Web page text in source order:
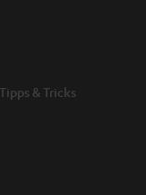
deiner Disco-Box.
oder bevorzugst du
Cinch anschließen
Optionen wie
& Tricks